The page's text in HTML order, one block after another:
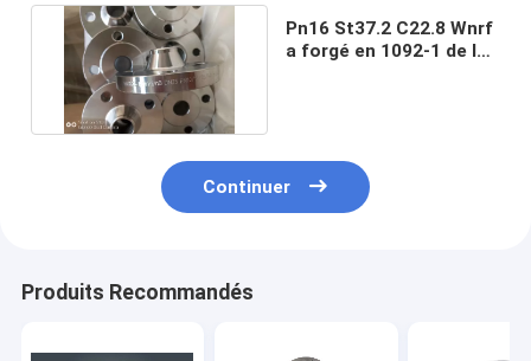
Pn16 St37.2 C22.8 Wnrf
a forgé en 1092-1 de la
Continuer
Produits Recommandés